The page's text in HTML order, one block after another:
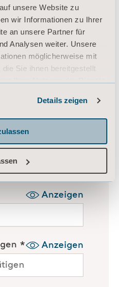
unsere Website zu
wir Informationen zu Ihrer
an unsere Partner für
Analysen weiter. Unsere
möglicherweise mit
Sie ihnen bereitgestellt
Details zeigen